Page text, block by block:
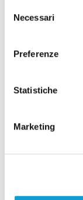
delNecessari
Preferenze
Statistiche
Marketing
dell’alta
albero